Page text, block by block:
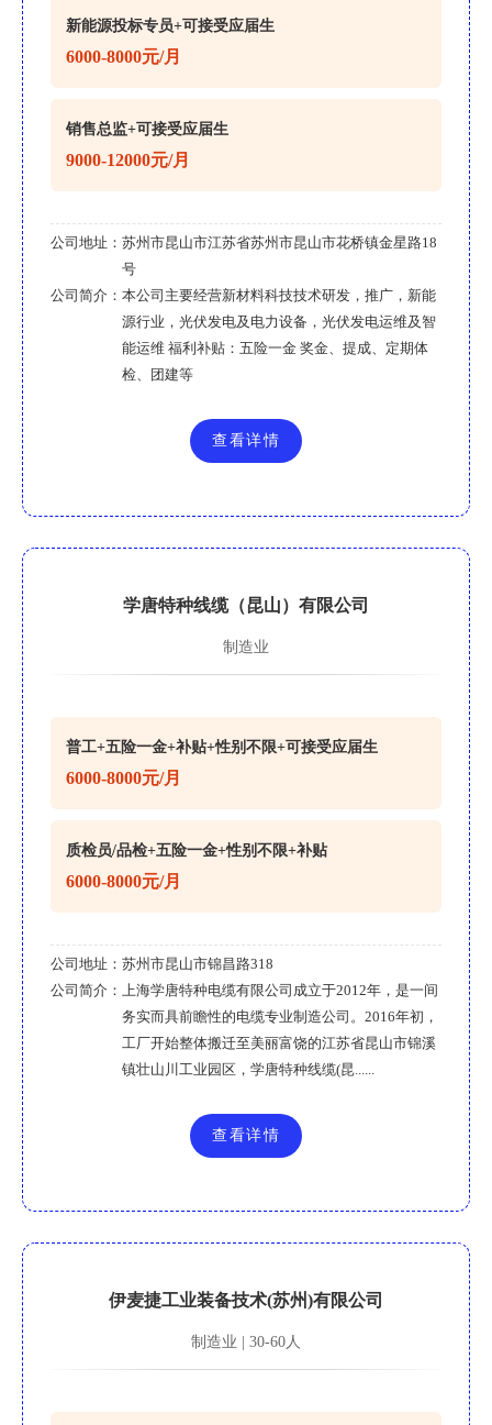
新能源投标专员+可接受应届生
6000-8000元/月
销售总监+可接受应届生
9000-12000元/月
公司地址： 苏州市昆山市江苏省苏州市昆山市花桥镇金星路18
号
公司简介： 本公司主要经营新材料科技技术研发，推广，新能
源行业，光伏发电及电力设备，光伏发电运维及智
能运维 福利补贴：五险一金 奖金、提成、定期体
检、团建等
查看详情
学唐特种线缆（昆山）有限公司
制造业
普工+五险一金+补贴+性别不限+可接受应届生
6000-8000元/月
质检员/品检+五险一金+性别不限+补贴
6000-8000元/月
公司地址： 苏州市昆山市锦昌路318
公司简介：
上海学唐特种电缆有限公司成立于2012年，是一间
务实而具前瞻性的电缆专业制造公司。2016年初，
工厂开始整体搬迁至美丽富饶的江苏省昆山市锦溪
镇壮山川工业园区，学唐特种线缆(昆......
查看详情
伊麦捷工业装备技术(苏州)有限公司
制造业 | 30-60人